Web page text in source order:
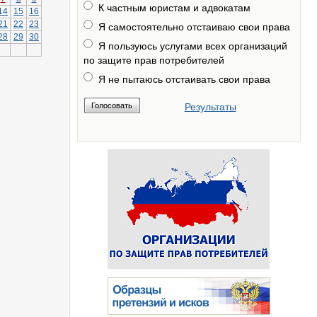
15
16
22
23
29 30
К частным юристам и адвокатам
Я самостоятельно отстаиваю свои права
Я пользуюсь услугами всех организаций
по защите прав потребителей
Я не пытаюсь отстаивать свои права
Результаты